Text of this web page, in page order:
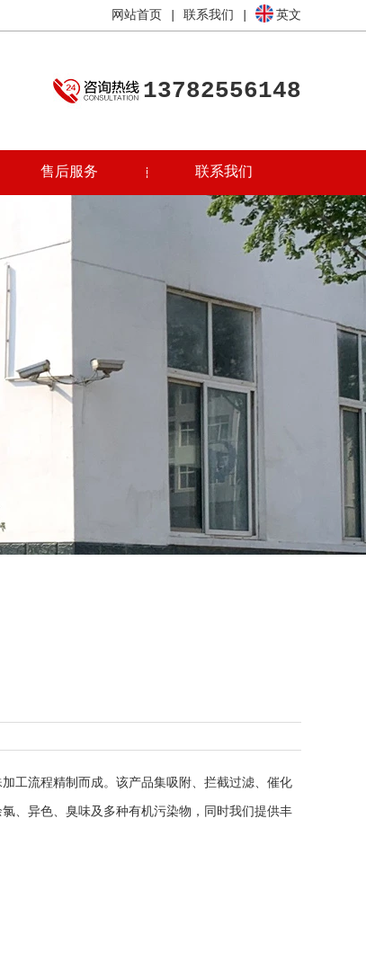
网站首页 联系我们 英文
13782556148
售后服务 联系我们
工流程精制而成。该产品集吸附、拦截过滤、催化
、异色、臭味及多种有机污染物，同时我们提供丰